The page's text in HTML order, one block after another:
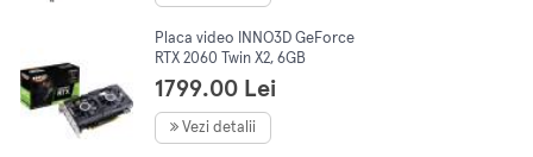
Placa video INNO3D GeForce
RTX 2060 Twin X2, 6GB
GDDR6, 192-bit, LHR
1799.00 Lei
Vezi detalii